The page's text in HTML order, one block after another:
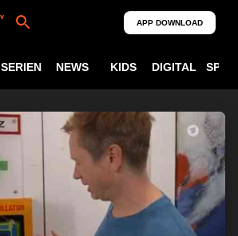
APP DOWNLOAD
SERIEN NEWS KIDS DIGITAL